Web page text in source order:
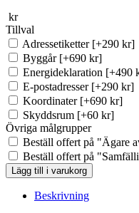
kr
Tillval
Adressetiketter [+290 kr]
Byggår [+690 kr]
Energideklaration [+490
E-postadresser [+290 kr]
Koordinater [+690 kr]
Skyddsrum [+60 kr]
Övriga målgrupper
Beställ offert på "Ägare
Beställ offert på
BRF-
registret
Töreboda
Lägg till i varukorg
Beskrivning